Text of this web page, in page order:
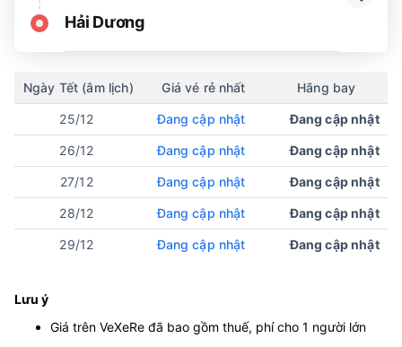
Hải Dương
Ngày Tết (âm lịch) Giá vé rẻ nhất Hãng bay
25/12 Đang cập nhật Đang cập nhật
26/12 Đang cập nhật Đang cập nhật
27/12 Đang cập nhật Đang cập nhật
28/12 Đang cập nhật Đang cập nhật
29/12 Đang cập nhật Đang cập nhật
Lưu ý
Giá trên VeXeRe đã bao gồm thuế, phí cho 1 người lớn